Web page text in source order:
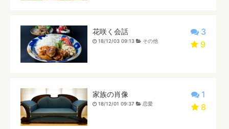
3
9
花咲く会話
18/12/03 09:13 その他
1
8
家族の肖像
18/12/01 09:37 恋愛